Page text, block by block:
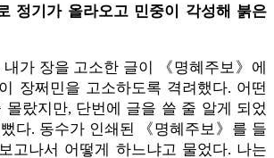
정기가 올라오고 민중이 각성해 붉은
가 장을 고소한 글이 《명혜주보》에
장쩌민을 고소하도록 격려했다. 어떤
몰랐지만, 단번에 글을 쓸 줄 알게 되었
다. 동수가 인쇄된 《명혜주보》를 들
고나서 어떻게 하느냐고 물었다. 나는